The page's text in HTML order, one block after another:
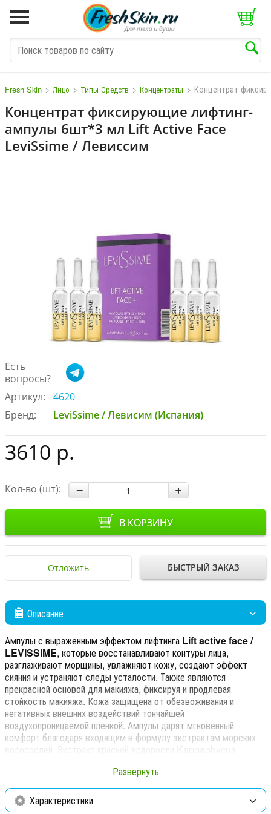
Fresh Skin > Лицо > Типы Средств > Концентраты > Концентрат
Концентрат фиксирующие лифтинг-
ампулы 6шт*3 мл Lift Active Face
LeviSsime / Левиссим
Есть
вопросы?
Артикул:
4620
Бренд:
LeviSsime / Левисим (Испания)
3610 р.
Кол-во (шт):
В КОРЗИНУ
Отложить БЫСТРЫЙ ЗАКАЗ
Описание
Ампулы с выраженным эффектом лифтинга Lift active face /
LEVISSIME, которые восстанавливают контуры лица,
разглаживают морщины, увлажняют кожу, создают эффект
сияния и устраняют следы усталости. Также являются
прекрасной основой для макияжа, фиксируя и продлевая
стойкость макияжа. Кожа защищена от обезвоживания и
негативных внешних воздействий тончайшей
воздухопроницаемой пленкой. Ампулы дарят мгновенный
комфорт благодаря входящим в формулу экстрактам морских
водорослей. Экстракт красной водоросли Kappaphycus
обезвоживанию и поддерживает в течение всего дня. Экстракт
софоры японской содержит рутин, витамин С, алкалоиды,
гликозиды, микроэлементы (калий, марганец, цинк, железо,
никель, молибден, медь, кальций, магний, селен), а также
Развернуть
Характеристики
M N O P Q S T